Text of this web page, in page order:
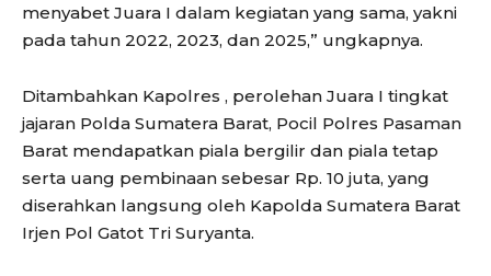
menyabet Juara I dalam kegiatan yang sama, yakni
pada tahun 2022, 2023, dan 2025,” ungkapnya.
Ditambahkan Kapolres , perolehan Juara I tingkat
jajaran Polda Sumatera Barat, Pocil Polres Pasaman
Barat mendapatkan piala bergilir dan piala tetap
serta uang pembinaan sebesar Rp. 10 juta, yang
diserahkan langsung oleh Kapolda Sumatera Barat
Irjen Pol Gatot Tri Suryanta.